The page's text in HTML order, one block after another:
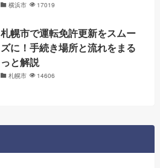
横浜市 17019
札幌市で運転免許更新をスムー
ズに！手続き場所と流れをまる
っと解説
札幌市 14606